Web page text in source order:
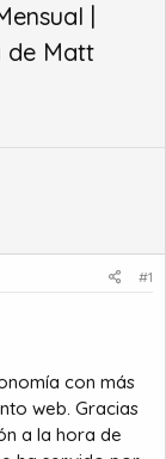
|
de Matt
#1
con más
web. Gracias
a la hora de